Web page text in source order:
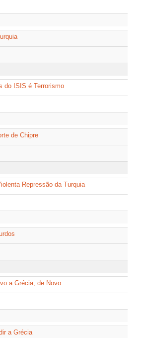
do ISIS é Terrorismo
de Chipre
Repressão da Turquia
a Grécia, de Novo
a Grécia